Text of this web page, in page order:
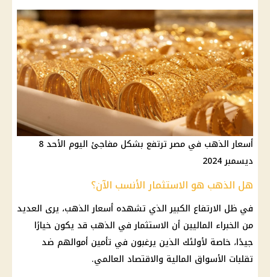
أسعار الذهب في مصر ترتفع بشكل مفاجئ اليوم الأحد 8
ديسمبر 2024
هل الذهب هو الاستثمار الأنسب الآن؟
في ظل الارتفاع الكبير الذي تشهده أسعار الذهب، يرى العديد
من الخبراء الماليين أن الاستثمار في الذهب قد يكون خيارًا
جيدًا، خاصة لأولئك الذين يرغبون في تأمين أموالهم ضد
تقلبات الأسواق المالية والاقتصاد العالمي.